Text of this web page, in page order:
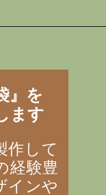
』を
ます
作して
経験豊
インや